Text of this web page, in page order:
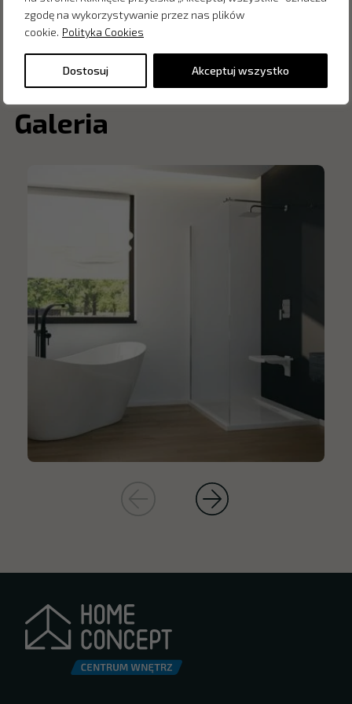
zgodę na wykorzystywanie przez nas plików
cookie. Polityka Cookies
Dostosuj Akceptuj wszystko
oraz profesjonalizmowisalon Saloni Warszawa
stał się wizytówką branży wyposażenia wnętrz
Galeria